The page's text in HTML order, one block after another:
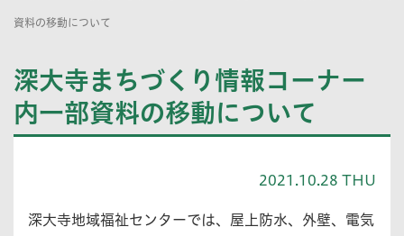
資料の移動について
深大寺まちづくり情報コーナー
内一部資料の移動について
2021.10.28 THU
深大寺地域福祉センターでは、屋上防水、外壁、電気